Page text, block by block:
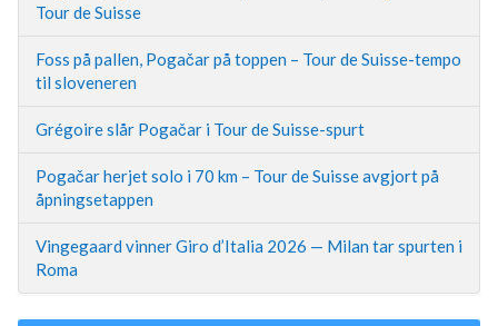
Tour de Suisse
Foss på pallen, Pogačar på toppen – Tour de Suisse-tempo
til sloveneren
Grégoire slår Pogačar i Tour de Suisse-spurt
Pogačar herjet solo i 70 km – Tour de Suisse avgjort på
åpningsetappen
Vingegaard vinner Giro d’Italia 2026 — Milan tar spurten i
Roma